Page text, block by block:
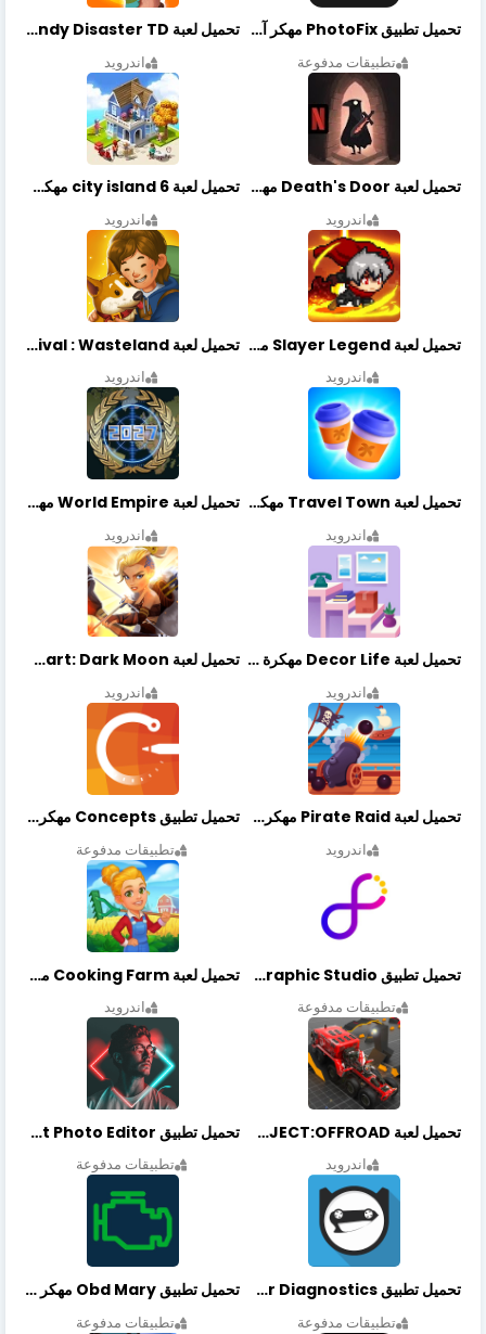
تحميل تطبيق PhotoFix مهكر آخر إصدار
تطبيقات مدفوعة
تحميل لعبة Candy Disaster TD مهكرة اخر إصدار
اندرويد
تحميل لعبة Death's Door مهكرة أخر إصدار
اندرويد
تحميل لعبة city island 6 مهكرة أخر إصدار
اندرويد
تحميل لعبة Slayer Legend مهكرة أخر إصدار
اندرويد
تحميل لعبة Merge Survival : Wasteland مهكرة أخر إصدار
اندرويد
تحميل لعبة Travel Town مهكرة أخر إصدار
اندرويد
تحميل لعبة World Empire مهكرة أخر إصدار
اندرويد
تحميل لعبة Decor Life مهكرة أخر إصدار
اندرويد
تحميل لعبة Lionheart: Dark Moon مهكرة أخر إصدار
اندرويد
تحميل لعبة Pirate Raid مهكرة أخر إصدار
اندرويد
تحميل تطبيق Concepts مهكر أخر إصدار
تطبيقات مدفوعة
تحميل تطبيق Graphic Studio مهكر أخر إصدار
تطبيقات مدفوعة
تحميل لعبة Cooking Farm مهكرة أخر إصدار
اندرويد
تحميل لعبة PROJECT:OFFROAD مهكرة أخر إصدار
اندرويد
تحميل تطبيق NeonArt Photo Editor مهكر أخر إصدار
تطبيقات مدفوعة
تحميل تطبيق OBDeleven Car Diagnostics مهكر أخر إصدار
تطبيقات مدفوعة
تحميل تطبيق Obd Mary مهكر أخر إصدار
تطبيقات مدفوعة